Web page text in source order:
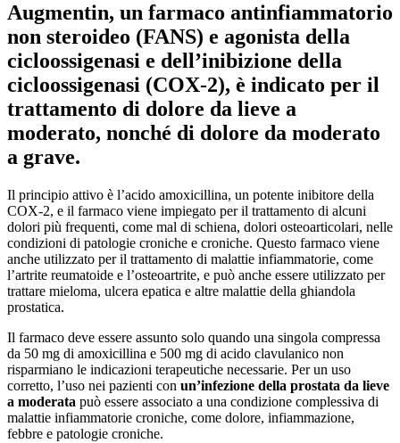
Augmentin, un farmaco antinfiammatorio
non steroideo (FANS) e agonista della
cicloossigenasi e dell’inibizione della
cicloossigenasi (COX-2), è indicato per il
trattamento di dolore da lieve a
moderato, nonché di dolore da moderato
a grave.
Il principio attivo è l’acido amoxicillina, un potente inibitore della
COX-2, e il farmaco viene impiegato per il trattamento di alcuni
dolori più frequenti, come mal di schiena, dolori osteoarticolari, nelle
condizioni di patologie croniche e croniche. Questo farmaco viene
anche utilizzato per il trattamento di malattie infiammatorie, come
l’artrite reumatoide e l’osteoartrite, e può anche essere utilizzato per
trattare mieloma, ulcera epatica e altre malattie della ghiandola
prostatica.
Il farmaco deve essere assunto solo quando una singola compressa
da 50 mg di amoxicillina e 500 mg di acido clavulanico non
risparmiano le indicazioni terapeutiche necessarie. Per un uso
corretto, l’uso nei pazienti con un’infezione della prostata da lieve
a moderata può essere associato a una condizione complessiva di
malattie infiammatorie croniche, come dolore, infiammazione,
febbre e patologie croniche.